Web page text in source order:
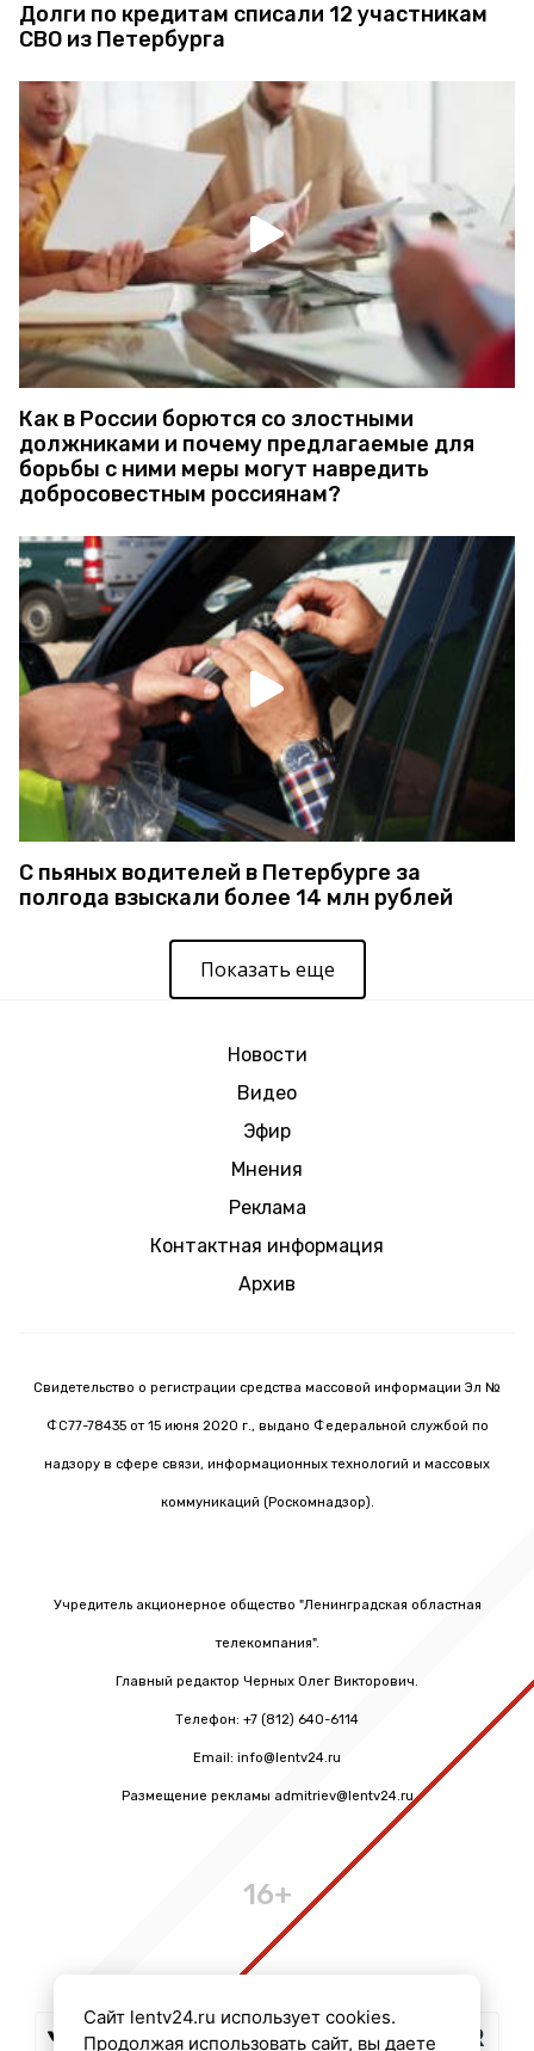
Долги по кредитам списали 12 участникам
СВО из Петербурга
Как в России борются со злостными
должниками и почему предлагаемые для
борьбы с ними меры могут навредить
добросовестным россиянам?
С пьяных водителей в Петербурге за
полгода взыскали более 14 млн рублей
Показать еще
Новости
Видео
Эфир
Мнения
Реклама
Контактная информация
Архив
Свидетельство о регистрации средства массовой информации Эл №
ФС77-78435 от 15 июня 2020 г., выдано Федеральной службой по
надзору в сфере связи, информационных технологий и массовых
коммуникаций (Роскомнадзор).
Учредитель акционерное общество "Ленинградская областная
телекомпания".
Главный редактор Черных Олег Викторович.
Телефон: +7 (812) 640-6114
Email: info@lentv24.ru
Размещение рекламы admitriev@lentv24.ru
16+
Сайт lentv24.ru использует cookies.
Продолжая использовать сайт, вы даете